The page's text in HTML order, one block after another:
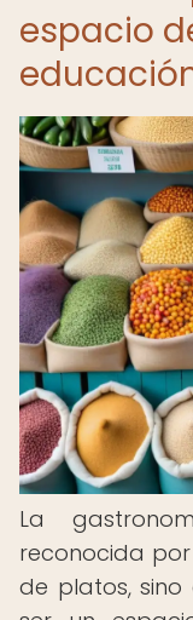
espacio
La
reconocida
de platos,